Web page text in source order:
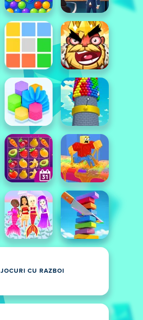
JOCURI CU RAZBOI